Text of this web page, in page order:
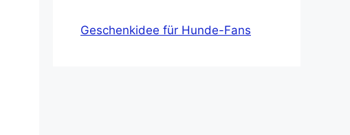
Geschenkidee für Hunde-Fans